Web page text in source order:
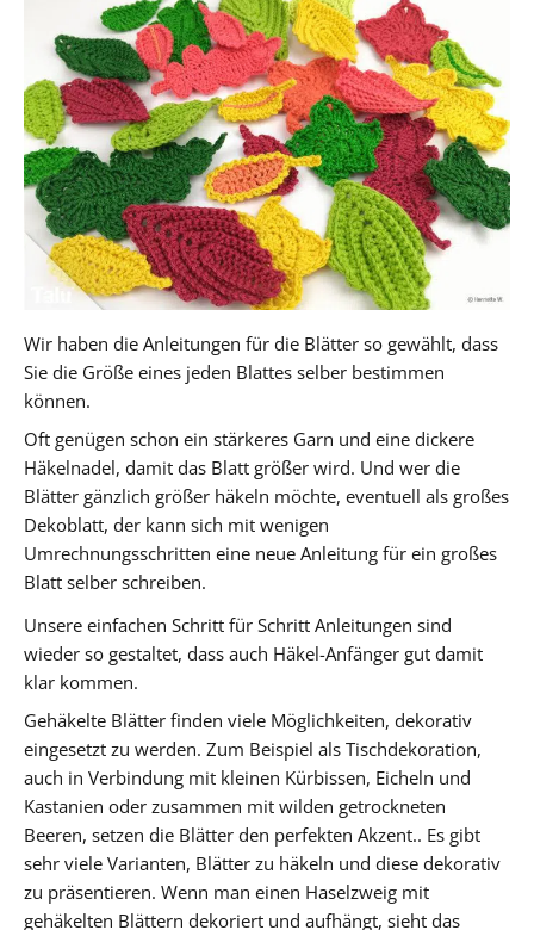
Wir haben die Anleitungen für die Blätter so gewählt, dass
Sie die Größe eines jeden Blattes selber bestimmen
können.
Oft genügen schon ein stärkeres Garn und eine dickere
Häkelnadel, damit das Blatt größer wird. Und wer die
Blätter gänzlich größer häkeln möchte, eventuell als großes
Dekoblatt, der kann sich mit wenigen
Umrechnungsschritten eine neue Anleitung für ein großes
Blatt selber schreiben.
Unsere einfachen Schritt für Schritt Anleitungen sind
wieder so gestaltet, dass auch Häkel-Anfänger gut damit
klar kommen.
Gehäkelte Blätter finden viele Möglichkeiten, dekorativ
eingesetzt zu werden. Zum Beispiel als Tischdekoration,
auch in Verbindung mit kleinen Kürbissen, Eicheln und
Kastanien oder zusammen mit wilden getrockneten
Beeren, setzen die Blätter den perfekten Akzent.. Es gibt
sehr viele Varianten, Blätter zu häkeln und diese dekorativ
zu präsentieren. Wenn man einen Haselzweig mit
gehäkelten Blättern dekoriert und aufhängt, sieht das